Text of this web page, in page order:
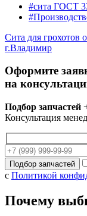
#сита ГОСТ
Сита для грохотов
г.Владимир
Оформите
на
Подбор запчастей
Консультация
с Политикой
Почему